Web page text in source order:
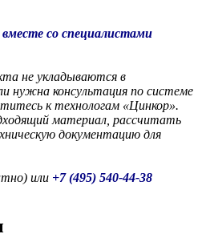
со специалистами
не укладываются в
нужна консультация по системе
к технологам «Цинкор».
материал, рассчитать
документацию для
или +7 (495) 540-44-38